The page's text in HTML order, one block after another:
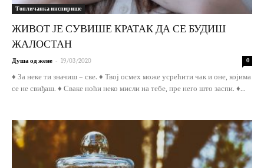
Топличанка инспирише
ЖИВОТ ЈЕ СУВИШЕ КРАТАК ДА СЕ БУДИШ
ЖАЛОСТАН
Душа од жене - 19/03/2020 0
♦ За неке ти значиш – све. ♦ Твој осмех може усрећити чак и оне, којима
се не свиђаш. ♦ Сваке ноћи неко мисли на тебе, пре него што заспи. ♦...